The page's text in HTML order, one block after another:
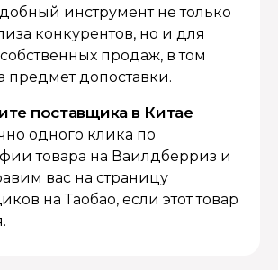
инструмент не только
конкурентов, но и для
продаж, в том
предмет допоставки.
поставщика в Китае
одного клика по
товара на Ваилдберриз и
вас на страницу
на Таобао, если этот товар